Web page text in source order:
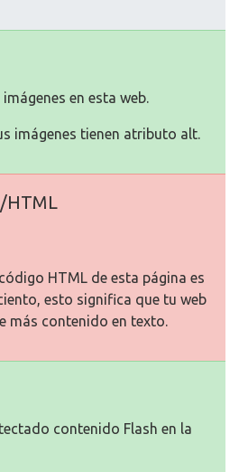
en esta web.
imágenes tienen atributo alt.
HTML
HTML de esta página es
esto significa que tu web
más contenido en texto.
contenido Flash en la